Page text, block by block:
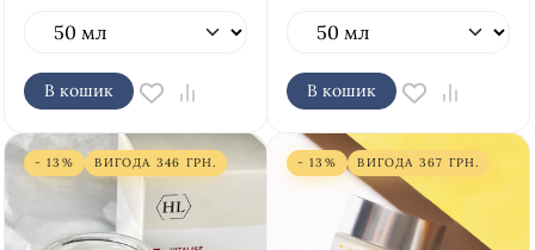
В кошик В кошик
- 13% ВИГОДА 346 ГРН. - 13% ВИГОДА 367 ГРН.